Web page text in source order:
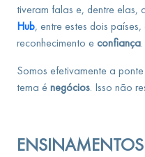
tiveram falas e, dentre
Hub, entre estes dois
reconhecimento e confiança.
Somos efetivamente a
tema é negócios. Isso não